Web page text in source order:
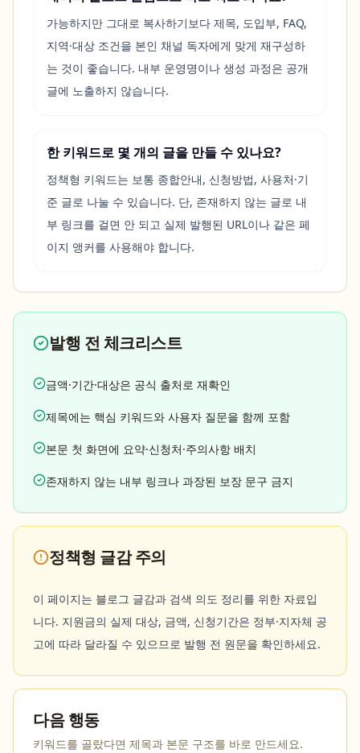
가능하지만 그대로 복사하기보다 제목, 도입부, FAQ,
지역·대상 조건을 본인 채널 독자에게 맞게 재구성하
는 것이 좋습니다. 내부 운영명이나 생성 과정은 공개
글에 노출하지 않습니다.
한 키워드로 몇 개의 글을 만들 수 있나요?
정책형 키워드는 보통 종합안내, 신청방법, 사용처·기
준 글로 나눌 수 있습니다. 단, 존재하지 않는 글로 내
부 링크를 걸면 안 되고 실제 발행된 URL이나 같은 페
이지 앵커를 사용해야 합니다.
발행 전 체크리스트
금액·기간·대상은 공식 출처로 재확인
제목에는 핵심 키워드와 사용자 질문을 함께 포함
본문 첫 화면에 요약·신청처·주의사항 배치
존재하지 않는 내부 링크나 과장된 보장 문구 금지
정책형 글감 주의
이 페이지는 블로그 글감과 검색 의도 정리를 위한 자료입
니다. 지원금의 실제 대상, 금액, 신청기간은 정부·지자체 공
고에 따라 달라질 수 있으므로 발행 전 원문을 확인하세요.
다음 행동
키워드를 골랐다면 제목과 본문 구조를 바로 만드세요.